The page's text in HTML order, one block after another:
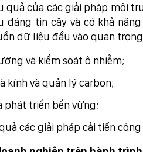
quả của các giải pháp môi
đáng tin cậy và có khả
dữ liệu đầu vào quan
và kiểm soát ô nhiễm;
kính và quản lý carbon;
phát triển bền vững;
các giải pháp cải tiến công